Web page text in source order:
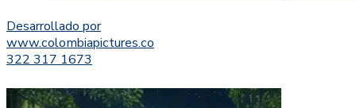
Desarrollado por
www.colombiapictures.co
322 317 1673